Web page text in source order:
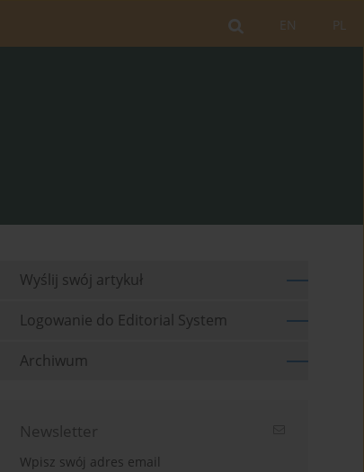
PL
EN
Wyślij swój artykuł
Logowanie do Editorial System
Archiwum
Newsletter
Wpisz swój adres email